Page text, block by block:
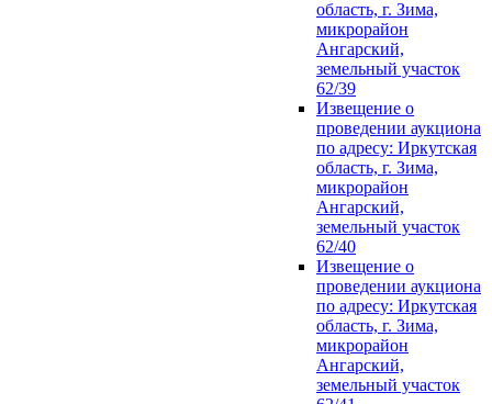
область, г. Зима,
микрорайон
Ангарский,
земельный участок
62/39
Извещение о
проведении аукциона
по адресу: Иркутская
область, г. Зима,
микрорайон
Ангарский,
земельный участок
62/40
Извещение о
проведении аукциона
по адресу: Иркутская
область, г. Зима,
микрорайон
Ангарский,
земельный участок